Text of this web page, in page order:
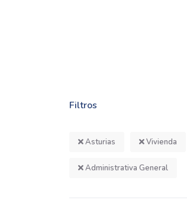
Filtros
Asturias Vivienda
Administrativa General